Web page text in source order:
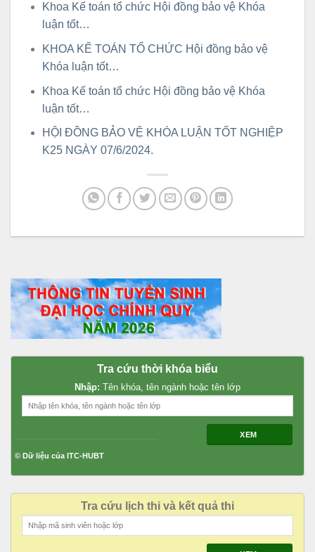
Khoa Kế toán tổ chức Hội đồng bảo vệ Khóa
luận tốt…
KHOA KẾ TOÁN TỔ CHỨC Hội đồng bảo vệ
Khóa luận tốt…
Khoa Kế toán tổ chức Hội đồng bảo vệ Khóa
luận tốt…
HỘI ĐỒNG BẢO VỆ KHÓA LUẬN TỐT NGHIỆP
K25 NGÀY 07/6/2024.
Tra cứu thời khóa biểu
Nhập: Tên khóa, tên ngành hoặc tên lớp
XEM
© Dữ liệu của ITC-HUBT
Tra cứu lịch thi và kết quả thi